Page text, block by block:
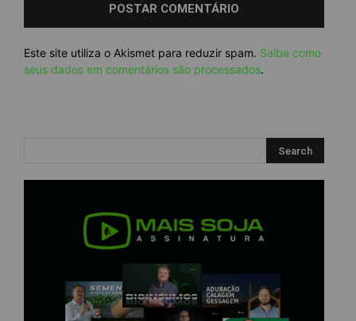
Este site utiliza o Akismet para reduzir spam. Saiba como
seus dados em comentários são processados.